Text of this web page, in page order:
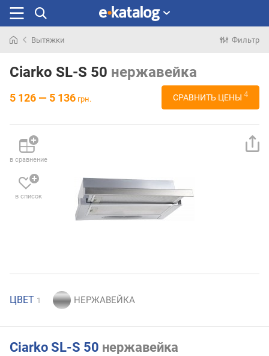
раньше
Вытяжки Фильтр
Ciarko SL-S 50 нержавейка
5 126 — 5 136 грн. СРАВНИТЬ ЦЕНЫ 4
в сравнение
в список
ЦВЕТ 1
Ciarko SL-S 50 нержавейка